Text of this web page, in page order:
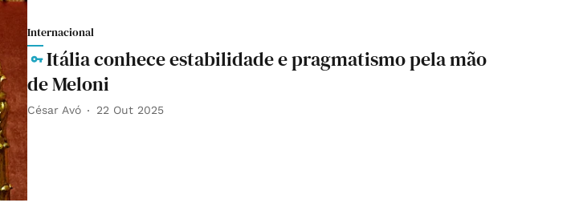
Internacional
Itália conhece estabilidade e pragmatismo pela mão
de Meloni
César Avó 22 Out 2025